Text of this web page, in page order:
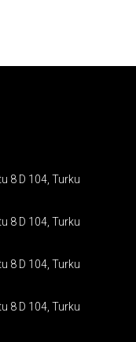
8 D 104, Turku
8 D 104, Turku
8 D 104, Turku
8 D 104, Turku